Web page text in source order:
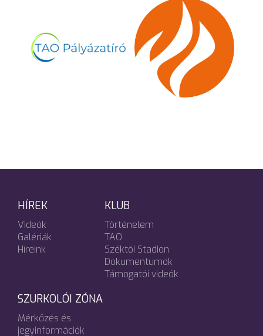
HÍREK
Videók
Galériák
Híreink
KLUB
Történelem
TAO
Széktói Stadion
Dokumentumok
Támogatói videók
SZURKOLÓI ZÓNA
Mérkőzés és
jegyinformációk